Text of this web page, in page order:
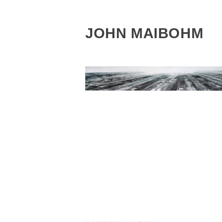
JOHN MAIBOHM